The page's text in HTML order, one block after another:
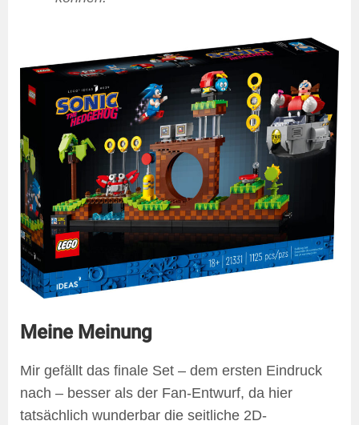
Meine Meinung
Mir gefällt das finale Set – dem ersten Eindruck
nach – besser als der Fan-Entwurf, da hier
tatsächlich wunderbar die seitliche 2D-